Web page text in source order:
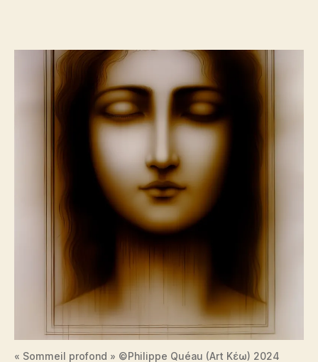
« Sommeil profond » ©Philippe Quéau (Art Κέω) 2024